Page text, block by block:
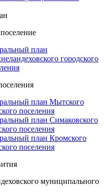
план
городского
план Мытского
поселения
план Симаковского
поселения
план Кромского
поселения
муниципального